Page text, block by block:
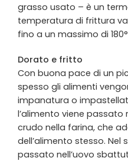
grasso usato – è un
temperatura di frittura
fino a un massimo di
Dorato e fritto
Con buona pace di un
spesso gli alimenti
impanatura o
l’alimento viene
crudo nella farina, che
dell’alimento stesso. Nel
passato nell’uovo